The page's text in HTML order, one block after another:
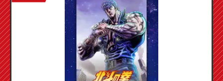
disegnata appositamente (4 tipi in totale)!